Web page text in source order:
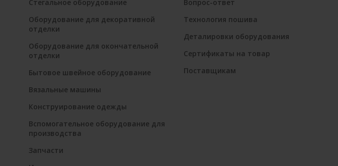
Стегальное оборудование
Оборудование для декоративной
отделки
Оборудование для окончательной
отделки
Бытовое швейное оборудование
Вязальные машины
Конструирование одежды
Вспомогательное оборудование для
производства
Запчасти
Вопрос-ответ
Технология пошива
Деталировки оборудования
Сертификаты на товар
Поставщикам